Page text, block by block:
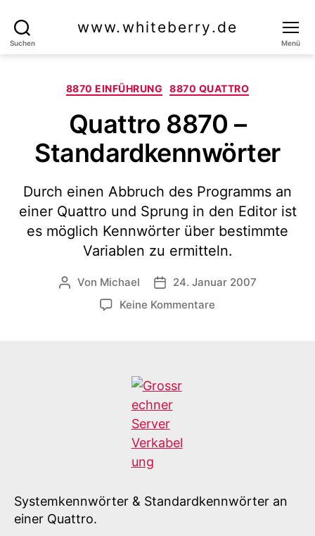
Suchen
www.whiteberry.de
Menü
Kategorien
8870 EINFÜHRUNG 8870 QUATTRO
Quattro 8870 –
Standardkennwörter
Durch einen Abbruch des Programms an
einer Quattro und Sprung in den Editor ist
es möglich Kennwörter über bestimmte
Variablen zu ermitteln.
Beitragsautor
Von Michael Veröffentlichungsdatum
24. Januar 2007
Keine Kommentare
Systemkennwörter & Standardkennwörter an
einer Quattro.